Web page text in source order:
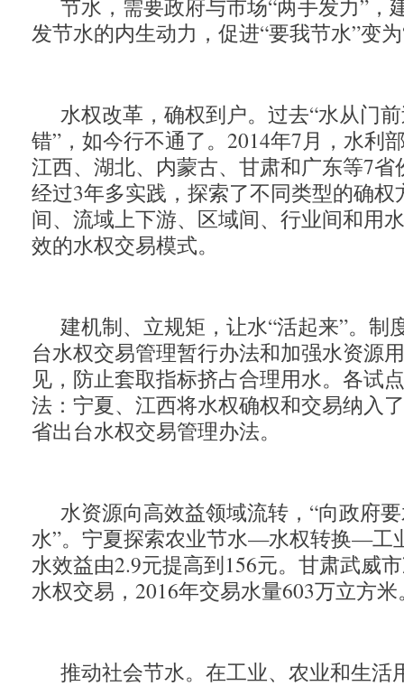
节水，需要政府与市场“两手发力”，
发节水的内生动力，促进“要我节水”变
水权改革，确权到户。过去“水从门
错”，如今行不通了。2014年7月，水利
江西、湖北、内蒙古、甘肃和广东等7
经过3年多实践，探索了不同类型的确
间、流域上下游、区域间、行业间和用
效的水权交易模式。
建机制、立规矩，让水“活起来”。制
台水权交易管理暂行办法和加强水资源
见，防止套取指标挤占合理用水。各试
法：宁夏、江西将水权确权和交易纳入
省出台水权交易管理办法。
水资源向高效益领域流转，“向政府
水”。宁夏探索农业节水—水权转换—工
水效益由2.9元提高到156元。甘肃武威
水权交易，2016年交易水量603万立方米
推动社会节水。在工业、农业和生活